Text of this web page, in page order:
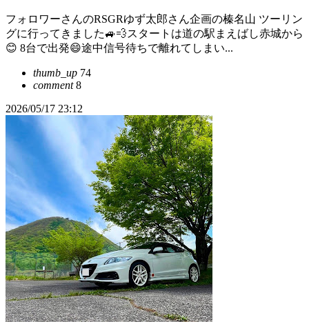
フォロワーさんのRSGRゆず太郎さん企画の榛名山 ツーリン
グに行ってきました🚙💨スタートは道の駅まえばし赤城から
😊 8台で出発😄途中信号待ちで離れてしまい...
thumb_up 74
comment8
2026/05/17 23:12